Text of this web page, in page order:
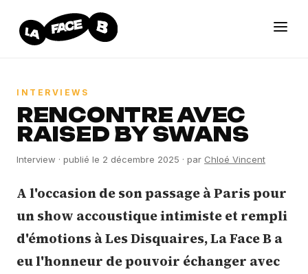
INTERVIEWS
RENCONTRE AVEC
RAISED BY SWANS
Interview · publié le 2 décembre 2025 · par Chloé Vincent
A l'occasion de son passage à Paris pour
un show accoustique intimiste et rempli
d'émotions à Les Disquaires, La Face B a
eu l'honneur de pouvoir échanger avec